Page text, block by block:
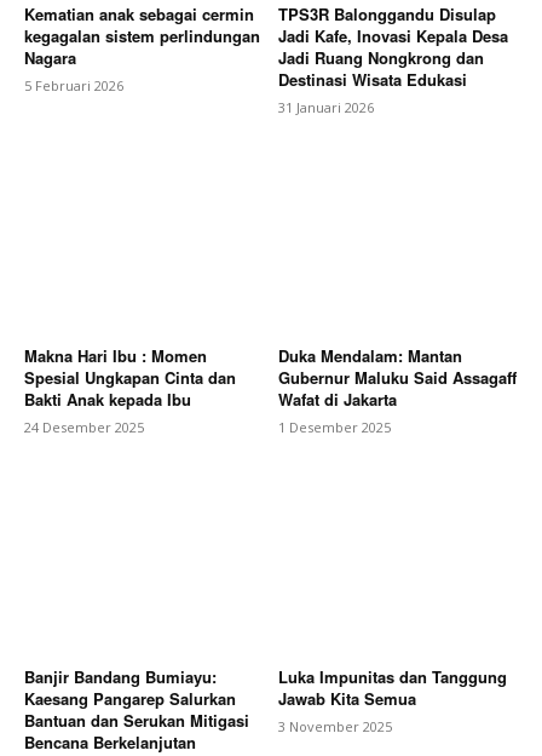
Kematian anak sebagai cermin
kegagalan sistem perlindungan
Nagara
5 Februari 2026
TPS3R Balonggandu Disulap
Jadi Kafe, Inovasi Kepala Desa
Jadi Ruang Nongkrong dan
Destinasi Wisata Edukasi
31 Januari 2026
Makna Hari Ibu : Momen
Spesial Ungkapan Cinta dan
Bakti Anak kepada Ibu
24 Desember 2025
Duka Mendalam: Mantan
Gubernur Maluku Said Assagaff
Wafat di Jakarta
1 Desember 2025
Banjir Bandang Bumiayu:
Kaesang Pangarep Salurkan
Bantuan dan Serukan Mitigasi
Bencana Berkelanjutan
Luka Impunitas dan Tanggung
Jawab Kita Semua
3 November 2025